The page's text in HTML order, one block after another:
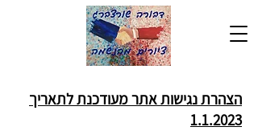
הצהרת נגישות אתר מעודכנת לתאריך
1.1.2023